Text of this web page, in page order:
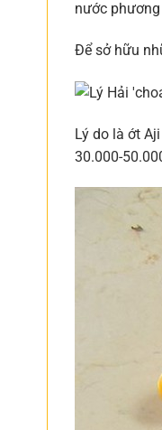
nước
Để sở hữu
Lý do là ớt
30.000-